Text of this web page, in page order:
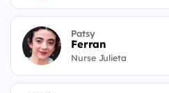
Patsy
Ferran
Nurse Julieta